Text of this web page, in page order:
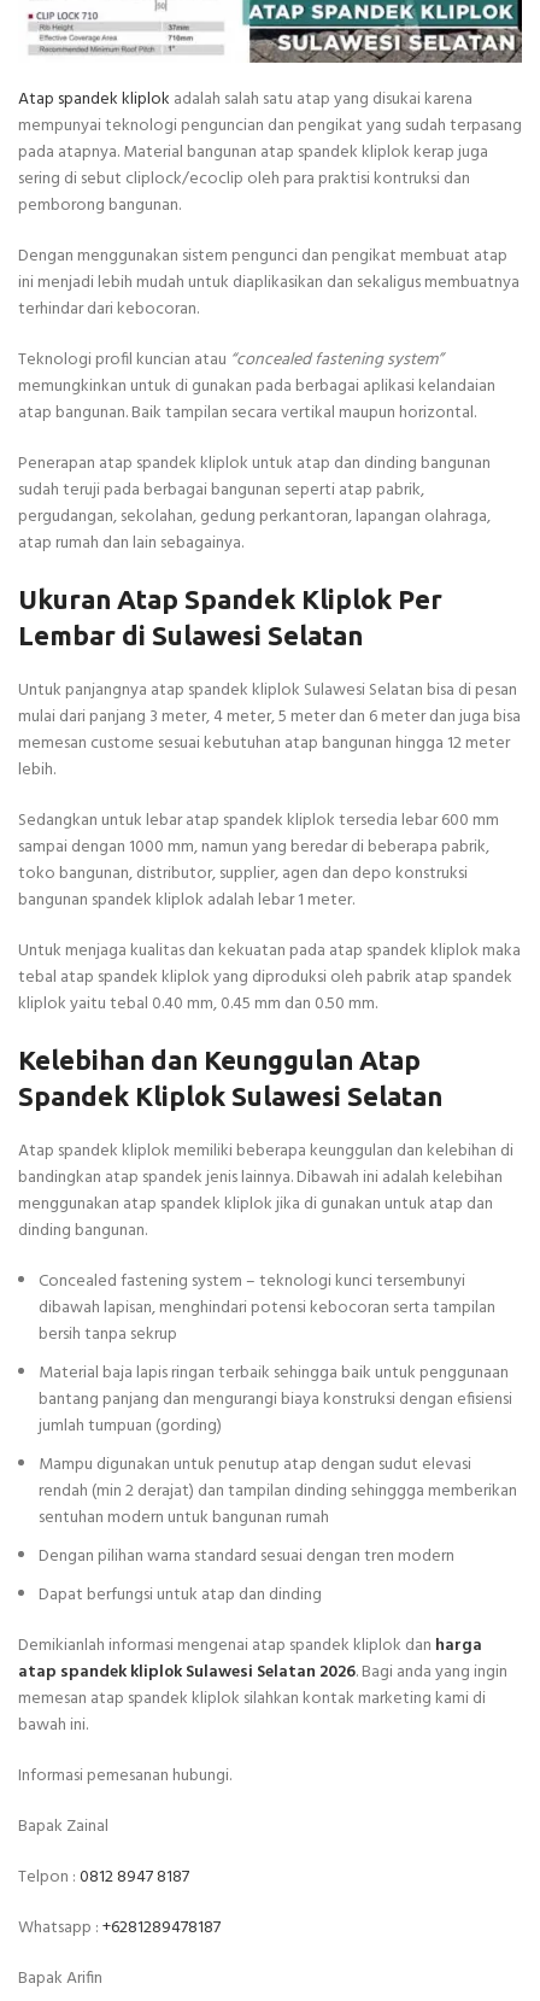
Atap spandek kliplok adalah salah satu atap yang disukai karena
mempunyai teknologi penguncian dan pengikat yang sudah terpasang
pada atapnya. Material bangunan atap spandek kliplok kerap juga
sering di sebut cliplock/ecoclip oleh para praktisi kontruksi dan
pemborong bangunan.
Dengan menggunakan sistem pengunci dan pengikat membuat atap
ini menjadi lebih mudah untuk diaplikasikan dan sekaligus membuatnya
terhindar dari kebocoran.
Teknologi profil kuncian atau “concealed fastening system”
memungkinkan untuk di gunakan pada berbagai aplikasi kelandaian
atap bangunan. Baik tampilan secara vertikal maupun horizontal.
Penerapan atap spandek kliplok untuk atap dan dinding bangunan
sudah teruji pada berbagai bangunan seperti atap pabrik,
pergudangan, sekolahan, gedung perkantoran, lapangan olahraga,
atap rumah dan lain sebagainya.
Ukuran Atap Spandek Kliplok Per
Lembar di Sulawesi Selatan
Untuk panjangnya atap spandek kliplok Sulawesi Selatan bisa di pesan
mulai dari panjang 3 meter, 4 meter, 5 meter dan 6 meter dan juga bisa
memesan custome sesuai kebutuhan atap bangunan hingga 12 meter
lebih.
Sedangkan untuk lebar atap spandek kliplok tersedia lebar 600 mm
sampai dengan 1000 mm, namun yang beredar di beberapa pabrik,
toko bangunan, distributor, supplier, agen dan depo konstruksi
bangunan spandek kliplok adalah lebar 1 meter.
Untuk menjaga kualitas dan kekuatan pada atap spandek kliplok maka
tebal atap spandek kliplok yang diproduksi oleh pabrik atap spandek
kliplok yaitu tebal 0.40 mm, 0.45 mm dan 0.50 mm.
Kelebihan dan Keunggulan Atap
Spandek Kliplok Sulawesi Selatan
Atap spandek kliplok memiliki beberapa keunggulan dan kelebihan di
bandingkan atap spandek jenis lainnya. Dibawah ini adalah kelebihan
menggunakan atap spandek kliplok jika di gunakan untuk atap dan
dinding bangunan.
Concealed fastening system – teknologi kunci tersembunyi
dibawah lapisan, menghindari potensi kebocoran serta tampilan
bersih tanpa sekrup
Material baja lapis ringan terbaik sehingga baik untuk penggunaan
bantang panjang dan mengurangi biaya konstruksi dengan efisiensi
jumlah tumpuan (gording)
Mampu digunakan untuk penutup atap dengan sudut elevasi
rendah (min 2 derajat) dan tampilan dinding sehinggga memberikan
sentuhan modern untuk bangunan rumah
Dengan pilihan warna standard sesuai dengan tren modern
Dapat berfungsi untuk atap dan dinding
Demikianlah informasi mengenai atap spandek kliplok dan harga
atap spandek kliplok Sulawesi Selatan 2026. Bagi anda yang ingin
memesan atap spandek kliplok silahkan kontak marketing kami di
bawah ini.
Informasi pemesanan hubungi.
Bapak Zainal
Telpon :0812 8947 8187
Whatsapp :+6281289478187
Bapak Arifin